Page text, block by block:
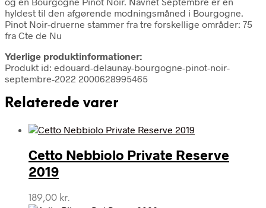
hyldest til den afgørende modningsmåned i Bourgogne.
Pinot Noir-druerne stammer fra tre forskellige områder: 75
fra Cte de Nu
Yderlige produktinformationer:
Produkt id: edouard-delaunay-bourgogne-pinot-noir-
septembre-2022 2000628995465
Relaterede varer
Cetto Nebbiolo Private Reserve
2019
189,00 kr.